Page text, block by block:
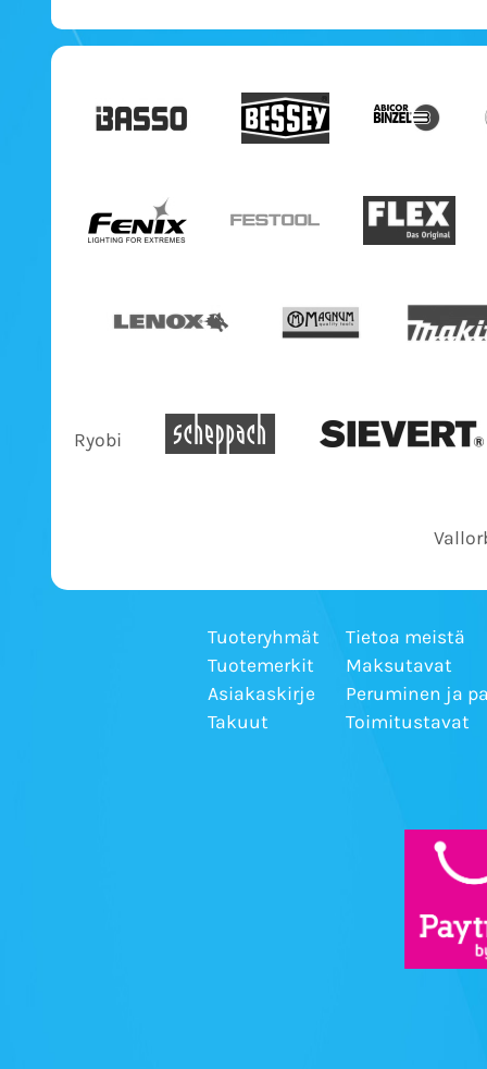
Ryobi
Tuoteryhmät
Tuotemerkit
Asiakaskirje
Takuut
Tietoa meistä
Maksutavat
Peruminen ja
Toimitustavat